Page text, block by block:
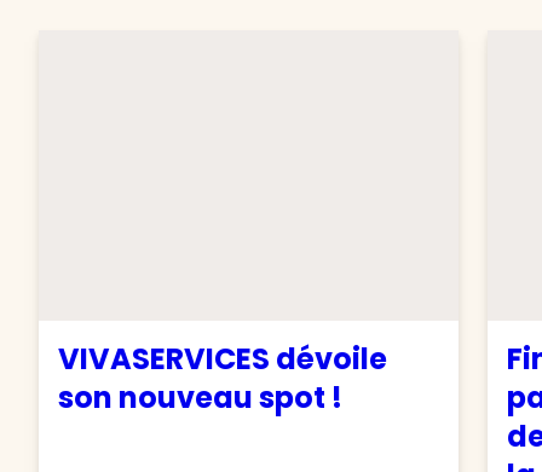
VIVASERVICES dévoile
son nouveau spot !